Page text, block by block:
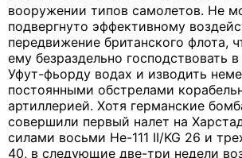
вооружении типов самолетов. Не
подвергнуто эффективному
передвижение британского флота,
ему безраздельно господствовать
Уфут-фьорду водах и изводить
постоянными обстрелами
артиллерией. Хотя германские
совершили первый налет на
силами восьми Не-111 II/KG 26 и
40, в следующие две-три недели